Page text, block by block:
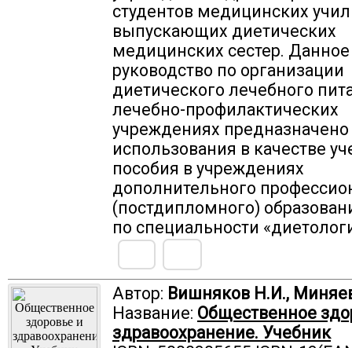
студентов медицинских
выпускающих диетических
медицинских сестер. Данное
руководство по организации
диетического лечебного
лечебно-профилактических
учреждениях
использования в качестве
пособия в учреждениях
дополнительного
(постдипломного)
по специальности
Автор: Вишняков Н.И.,
Название: Общественное
здравоохранение. Учебник